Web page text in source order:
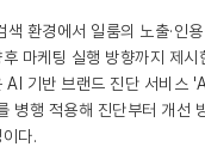
색 환경에서 일룸의 노출·인
마케팅 실행 방향까지 제
AI 기반 브랜드 진단 서비스
병행 적용해 진단부터 개선
다.